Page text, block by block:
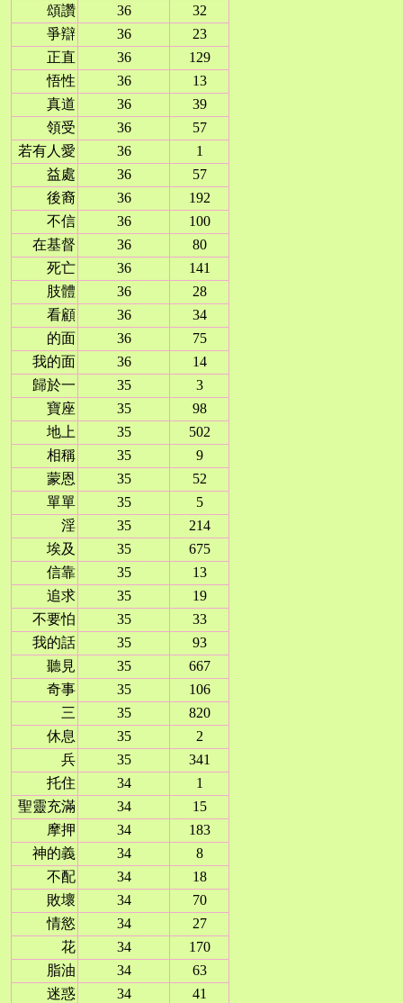
頌讚
36
32
爭辯
36
23
正直
36
129
悟性
36
13
真道
36
39
領受
36
57
若有人愛
36
1
益處
36
57
後裔
36
192
不信
36
100
在基督
36
80
死亡
36
141
肢體
36
28
看顧
36
34
的面
36
75
我的面
36
14
歸於一
35
3
寶座
35
98
地上
35
502
相稱
35
9
蒙恩
35
52
單單
35
5
淫
35
214
埃及
35
675
信靠
35
13
追求
35
19
不要怕
35
33
我的話
35
93
聽見
35
667
奇事
35
106
三
35
820
休息
35
2
兵
35
341
托住
34
1
聖靈充滿
34
15
摩押
34
183
神的義
34
8
不配
34
18
敗壞
34
70
情慾
34
27
花
34
170
脂油
34
63
迷惑
34 41